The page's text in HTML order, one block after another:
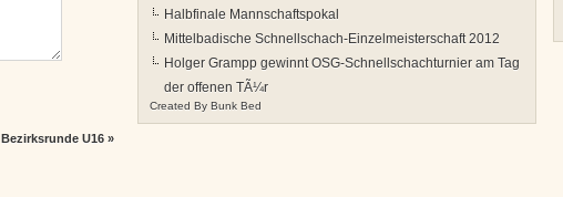
Bezirksrunde U16»
Halbfinale Mannschaftspokal
Mittelbadische Schnellschach-Einzelmeisterschaft 2012
Holger Grampp gewinnt OSG-Schnellschachturnier am Tag
der offenen TÃ¼r
Created By Bunk Bed